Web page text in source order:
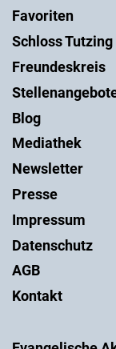
Favoriten
Schloss Tutzing
Freundeskreis
Blog
Mediathek
Newsletter
Presse
Impressum
Datenschutz
AGB
Kontakt